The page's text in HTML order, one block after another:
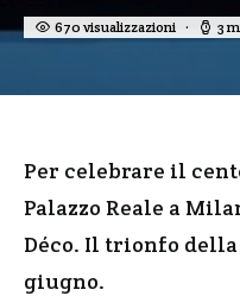
670 visualizzazioni 3
Per celebrare il
Palazzo Reale a
Déco. Il trionfo
giugno.